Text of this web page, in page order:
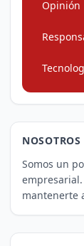
Opinión
NOSOTROS
Somos un
mantenerte